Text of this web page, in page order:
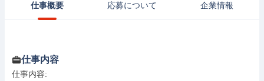
仕事概要 応募について 企業情報
仕事内容
仕事内容: